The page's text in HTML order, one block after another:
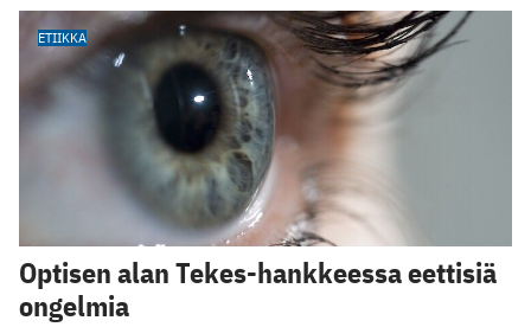
ETIIKKA
Optisen alan Tekes-hankkeessa eettisiä
ongelmia